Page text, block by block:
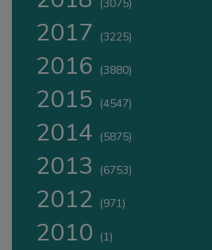
(3075)
2017 (3225)
2016 (3880)
2015 (4547)
2014 (5875)
2013 (6753)
2012 (971)
2010 (1)